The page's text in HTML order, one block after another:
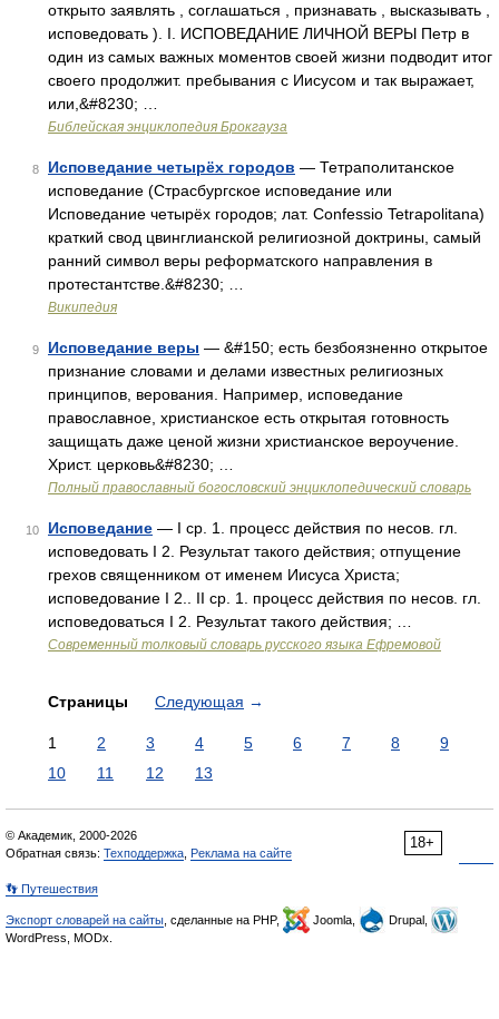
открыто заявлять , соглашаться , признавать , высказывать ,
исповедовать ). I. ИСПОВЕДАНИЕ ЛИЧНОЙ ВЕРЫ Петр в
один из самых важных моментов своей жизни подводит итог
своего продолжит. пребывания с Иисусом и так выражает,
или,&#8230; …
Библейская энциклопедия Брокгауза
8 Исповедание четырёх городов — Тетраполитанское
исповедание (Страсбургское исповедание или
Исповедание четырёх городов; лат. Confessio Tetrapolitana)
краткий свод цвинглианской религиозной доктрины, самый
ранний символ веры реформатского направления в
протестантстве.&#8230; …
Википедия
9 Исповедание веры — &#150; есть безбоязненно открытое
признание словами и делами известных религиозных
принципов, верования. Например, исповедание
православное, христианское есть открытая готовность
защищать даже ценой жизни христианское вероучение.
Христ. церковь&#8230; …
Полный православный богословский энциклопедический словарь
10 Исповедание — I ср. 1. процесс действия по несов. гл.
исповедовать I 2. Результат такого действия; отпущение
грехов священником от именем Иисуса Христа;
исповедование I 2.. II ср. 1. процесс действия по несов. гл.
исповедоваться I 2. Результат такого действия; …
Современный толковый словарь русского языка Ефремовой
Страницы Следующая →
1 2 3 4 5 6 7 8
9
10
11 12 13
18+
© Академик, 2000-2026
Обратная связь: Техподдержка Реклама на сайте
👣 Путешествия
Экспорт словарей на сайты , сделанные на PHP, Joomla,
Drupal,
WordPress, MODx.